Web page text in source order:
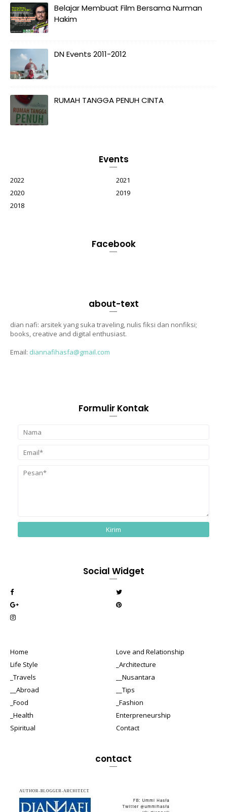
Belajar Membuat Film Bersama Nurman
Hakim
DN Events 2011-2012
RUMAH TANGGA PENUH CINTA
Events
2022
2021
2020
2019
2018
Facebook
about-text
dian nafi: arsitek yang suka traveling, nulis fiksi dan nonfiksi;
books, creative and digital enthusiast.
Email: diannafihasfa@gmail.com
Formulir Kontak
Social Widget
Home
Love and Relationship
Life Style
_Architecture
_Travels
__Nusantara
__Abroad
__Tips
_Food
_Fashion
_Health
Enterpreneurship
Spiritual
Contact
contact